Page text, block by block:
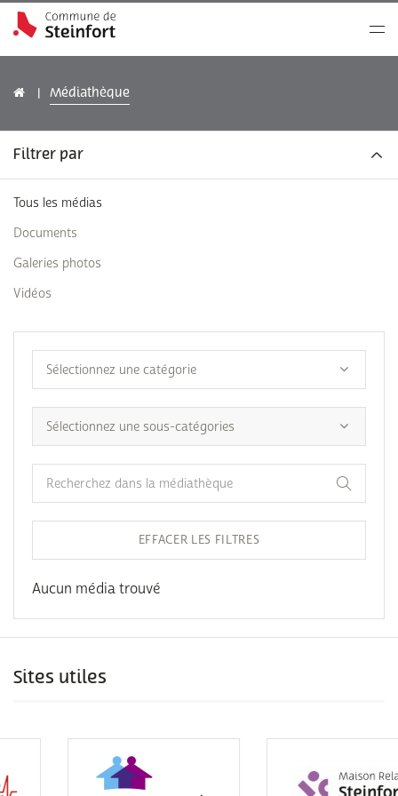
Médiathèque
Filtrer par
Tous les médias
Documents
Galeries photos
Vidéos
EFFACER LES FILTRES
Aucun média trouvé
Sites utiles